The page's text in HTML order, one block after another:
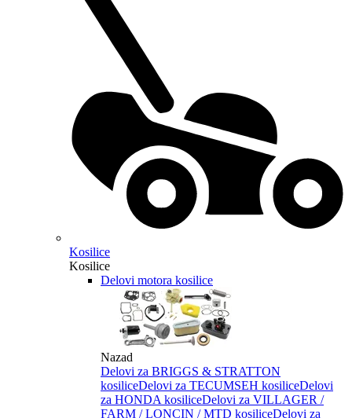
Kosilice
Kosilice
Delovi motora kosilice
Nazad
Delovi za BRIGGS & STRATTON
kosiliceDelovi za TECUMSEH kosiliceDelovi
za HONDA kosiliceDelovi za VILLAGER /
FARM / LONCIN / MTD kosiliceDelovi za